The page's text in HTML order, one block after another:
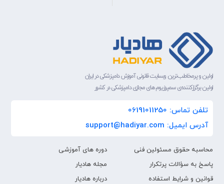
دوره های آموزشی
مجله هادیار
درباره هادیار
محاسبه حقوق مسئولین فنی
پاسخ به سؤالات پرتکرار
قوانین و شرایط استفاده
اولین و پرمخاطب‌ترین وبسایت قانونی آموزش دامپزشکی در ایران
اولین برگزارکننده‌ی سمپوزیوم های مجازی دامپزشکی در کشور
تلفن تماس: 06191011250
آدرس ایمیل: support@hadiyar.com